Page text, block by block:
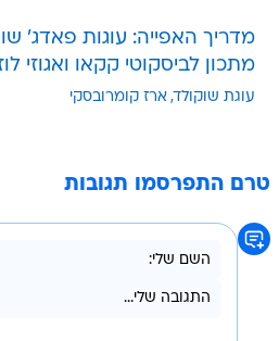
מדריך האפייה: עוגות פאדג'
מתכון לביסקוטי קקאו ואגוזי
עוגת שוקולד ארז קומרובסקי
טרם התפרסמו תגובות